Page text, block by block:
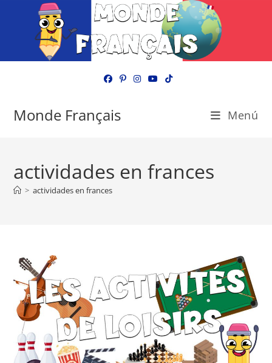
Monde Français Menú
actividades en frances
> actividades en frances